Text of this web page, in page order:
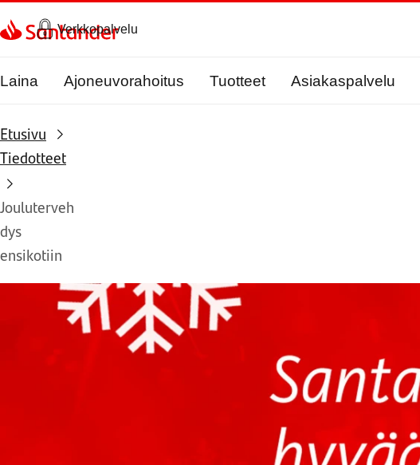
Siirry sivulle
Verkkopalvelu
Laina Ajoneuvorahoitus Tuotteet Asiakaspalvelu
Etusivu
Tiedotteet
Jouluterveh
dys
ensikotiin